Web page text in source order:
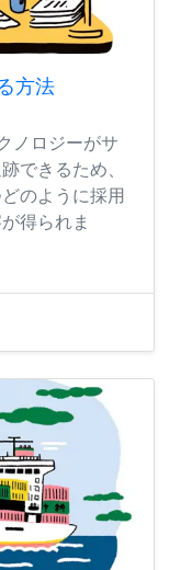
方法
ノロジーがサ
できるため、
のように採用
得られま